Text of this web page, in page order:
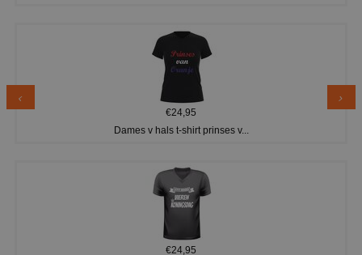
€24,95
Dames v hals t-shirt prinses v...
€24,95